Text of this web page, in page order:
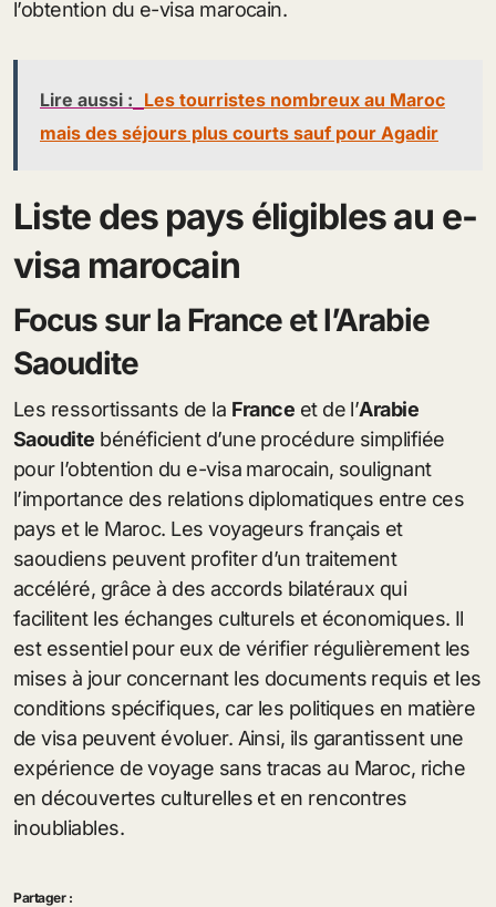
l’obtention du e-visa marocain.
Lire aussi : Les tourristes nombreux au Maroc
mais des séjours plus courts sauf pour Agadir
Liste des pays éligibles au e-
visa marocain
Focus sur la France et l’Arabie
Saoudite
Les ressortissants de la France et de l’Arabie
Saoudite bénéficient d’une procédure simplifiée
pour l’obtention du e-visa marocain, soulignant
l’importance des relations diplomatiques entre ces
pays et le Maroc. Les voyageurs français et
saoudiens peuvent profiter d’un traitement
accéléré, grâce à des accords bilatéraux qui
facilitent les échanges culturels et économiques. Il
est essentiel pour eux de vérifier régulièrement les
mises à jour concernant les documents requis et les
conditions spécifiques, car les politiques en matière
de visa peuvent évoluer. Ainsi, ils garantissent une
expérience de voyage sans tracas au Maroc, riche
en découvertes culturelles et en rencontres
inoubliables.
Partager :